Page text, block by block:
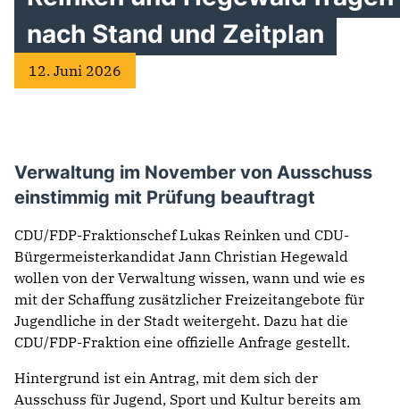
nach Stand und Zeitplan
12. Juni 2026
Verwaltung im November von Ausschuss
einstimmig mit Prüfung beauftragt
CDU/FDP-Fraktionschef Lukas Reinken und CDU-
Bürgermeisterkandidat Jann Christian Hegewald
wollen von der Verwaltung wissen, wann und wie es
mit der Schaffung zusätzlicher Freizeitangebote für
Jugendliche in der Stadt weitergeht. Dazu hat die
CDU/FDP-Fraktion eine offizielle Anfrage gestellt.
Hintergrund ist ein Antrag, mit dem sich der
Ausschuss für Jugend, Sport und Kultur bereits am